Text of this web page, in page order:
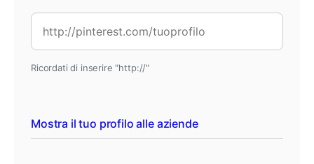
Ricordati di inserire "http://"
Mostra il tuo profilo alle aziende